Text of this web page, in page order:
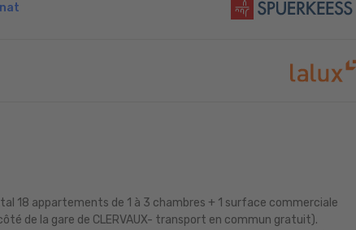
18 appartements de 1 à 3 chambres + 1 surface commerciale
de la gare de CLERVAUX- transport en commun gratuit).